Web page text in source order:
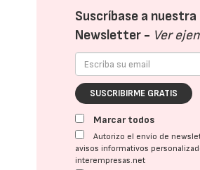
Suscríbase a nuestra
Newsletter - Ver
SUSCRIBIRME GRATIS
Marcar todos
Autorizo el envío de
avisos informativos
interempresas.net